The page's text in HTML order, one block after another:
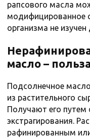
рапсового масла
модифицированное
организма не
масло –
Подсолнечное
из растительного
Получают его
экстрагирования.
рафинированным